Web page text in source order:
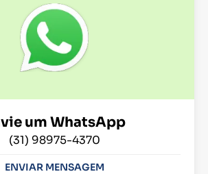
um WhatsApp
(31) 98975-4370
ENVIAR MENSAGEM